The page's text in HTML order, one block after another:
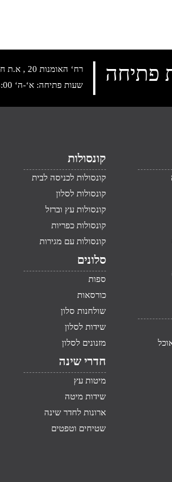
רח‘ האומנות 20 , א.ת חדש נתניה, טלפון:
שעות פתיחה: א‘-ה‘ 10:00-18:00 , שישי: 9:00-14:00
פתיחה
קונסולות
קונסולות לכניסה לבית
קונסולות לסלון
קונסולות עץ וברזל
קונסולות כפריות
קונסולות עם מגירות
סלונים
ספות
כורסאות
שולחנות סלון
שידות לסלון
מזנונים לסלון
חדרי שינה
מיטות עץ
שידות מיטה
ארונות לחדר שינה
שטיחים וטפטים